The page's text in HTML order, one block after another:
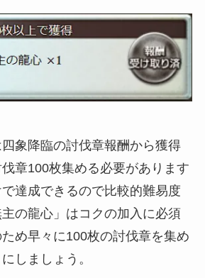
四象降臨の討伐章報酬から獲得
章100枚集める必要があります
達成できるので比較的難易度
の龍心」はコクの加入に必須
め早々に100枚の討伐章を集め
しましょう。